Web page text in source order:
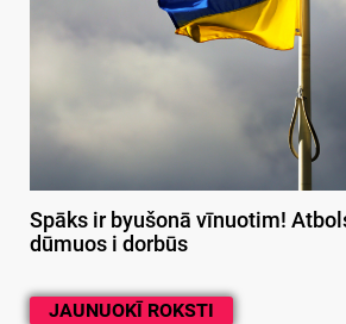
Spāks ir byušonā vīnuotim!
dūmuos i dorbūs
JAUNUOKĪ ROKSTI